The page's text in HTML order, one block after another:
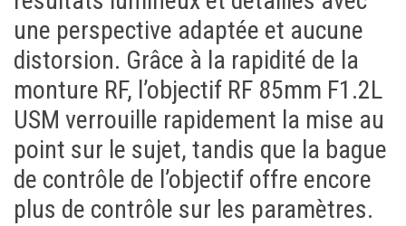
une perspective adaptée et aucune
distorsion. Grâce à la rapidité de la
monture RF, l’objectif RF 85mm F1.2L
USM verrouille rapidement la mise au
point sur le sujet, tandis que la bague
de contrôle de l’objectif offre encore
plus de contrôle sur les paramètres.